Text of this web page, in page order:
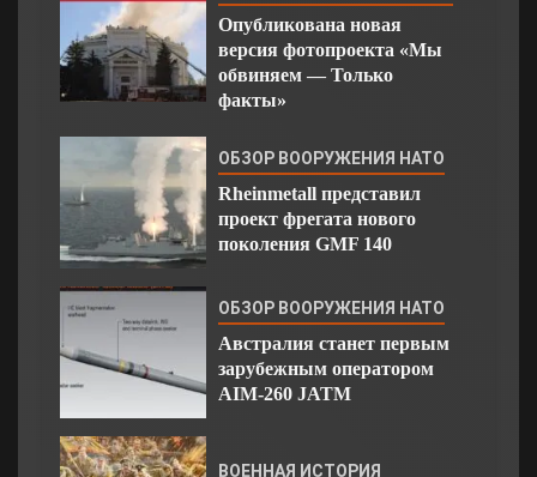
Опубликована новая
версия фотопроекта «Мы
обвиняем — Только
факты»
ОБЗОР ВООРУЖЕНИЯ НАТО
Rheinmetall представил
проект фрегата нового
поколения GMF 140
ОБЗОР ВООРУЖЕНИЯ НАТО
Австралия станет первым
зарубежным оператором
AIM-260 JATM
ВОЕННАЯ ИСТОРИЯ